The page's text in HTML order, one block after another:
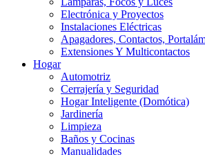
Electrónica y Proyectos
Instalaciones Eléctricas
Apagadores, Contactos,
Extensiones Y Multicontactos
Hogar
Automotriz
Cerrajería y Seguridad
Hogar Inteligente (Domótica)
Jardinería
Limpieza
Baños y Cocinas
Manualidades